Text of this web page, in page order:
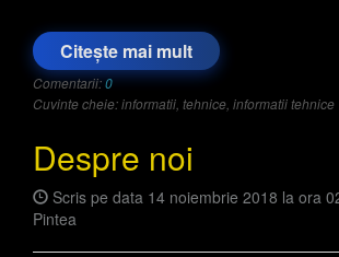
Citește mai mult
Comentarii:0
Cuvinte cheie:informatii, tehnice, informatii tehnice
Despre noi
Scris pe data 14 noiembrie 2018 la ora
Pintea